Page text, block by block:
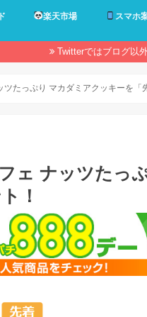
楽天市場 スマホ
Twitterではブログ以
ツたっぷり マカダミアクッキーを「
ェ ナッツたっ
！